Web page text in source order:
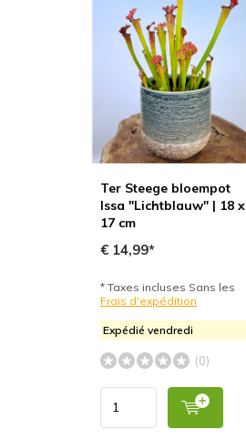
Ter Steege bloempot
Issa "Lichtblauw" | 18 x
17 cm
€ 14,99*
* Taxes incluses Sans les
Frais d'expédition
Expédié vendredi
(0)